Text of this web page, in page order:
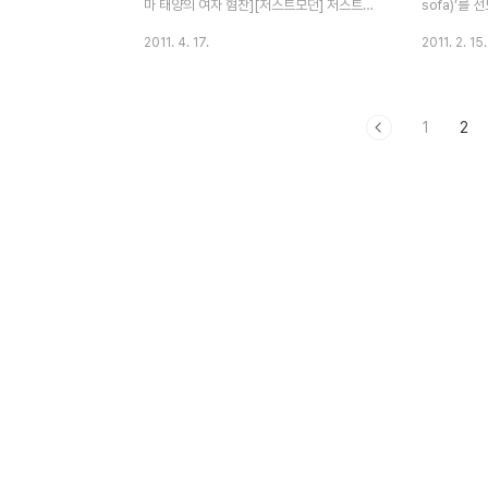
마 태양의 여자 혐찬][저스트모던] 저스트모
2011. 4. 17.
sofa)’를 선
중요한 안
2011. 2. 15.
1 2